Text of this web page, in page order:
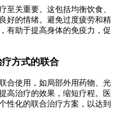
至关重要。这包括均衡饮食、
好的情绪。避免过度疲劳和精
有助于提高身体的免疫力，促
方式的联合
合使用，如局部外用药物、光
高治疗的效果，缩短疗程。医
性化的联合治疗方案，以达到